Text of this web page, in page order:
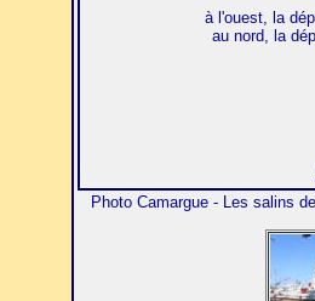
à l'ouest, la
au nord, la
Photo Camargue - Les salins